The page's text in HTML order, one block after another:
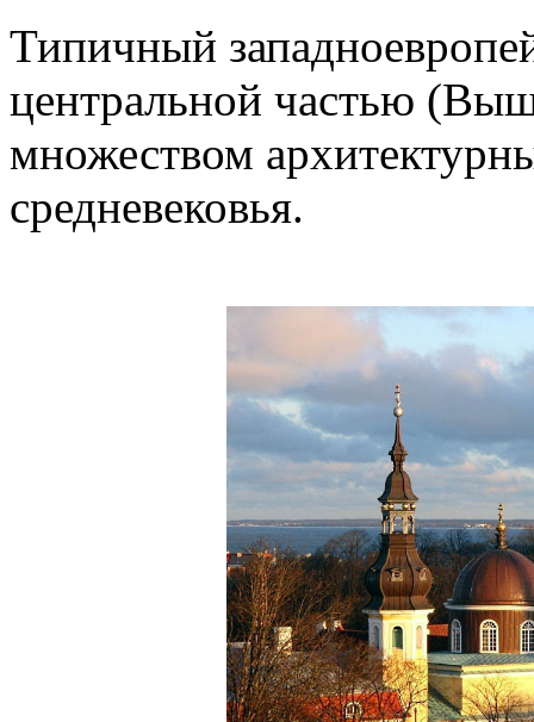
Типичный
центральной частью
множеством
средневековья.